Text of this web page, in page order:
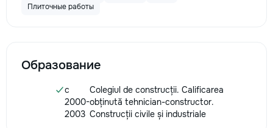
Плиточные работы
Образование
c
2000-
2003
Colegiul de construcții. Calificarea
obținută tehnician-constructor.
Construcții civile și industriale